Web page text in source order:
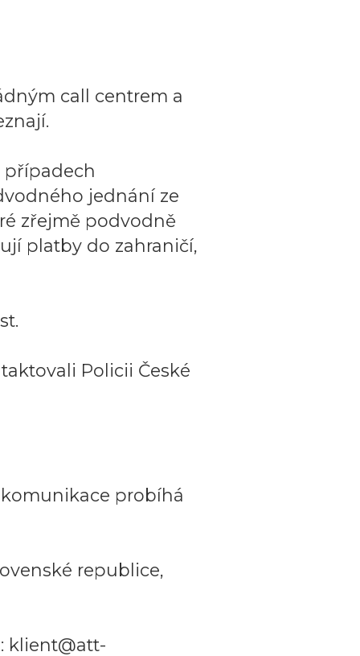
call centrem a
případech
jednání ze
zřejmě podvodně
platby do zahraničí,
Policii České
probíhá
republice,
klient@att-